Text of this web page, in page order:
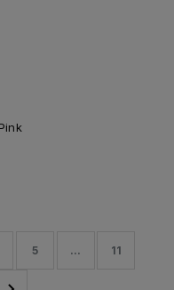
5 ... 11